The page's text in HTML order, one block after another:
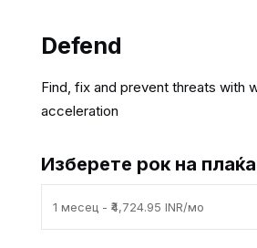
Defend
Find, fix and prevent threats with
acceleration
Изберете рок на